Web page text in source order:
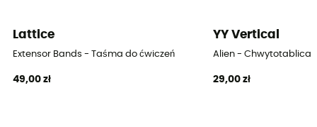
Lattice
Extensor Bands - Taśma do ćwiczeń
49,00 zł
YY Vertical
Alien - Chwytotablica
29,00 zł